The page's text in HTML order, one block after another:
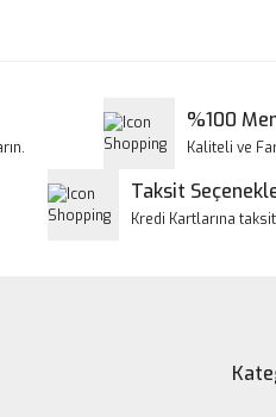
%100
Kaliteli ve
Taksit
Kredi Kartlarına